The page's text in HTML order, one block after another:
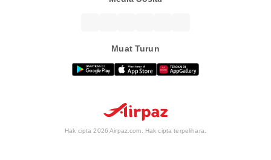
Muat Turun
Hak cipta 2026 Airpaz.com. Hak cipta terpelihara.